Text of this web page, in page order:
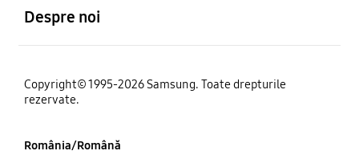
Despre noi
Copyright© 1995-2026 Samsung. Toate drepturile
rezervate.
România/Română